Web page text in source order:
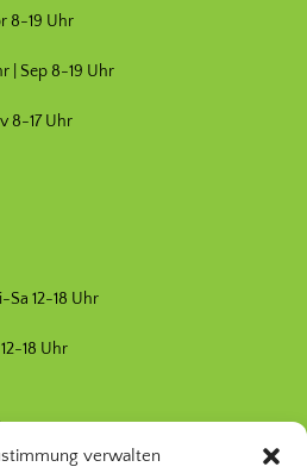
verwalten
8-19 Uhr
| Sep 8-19 Uhr
8-17 Uhr
12-18 Uhr
18 Uhr